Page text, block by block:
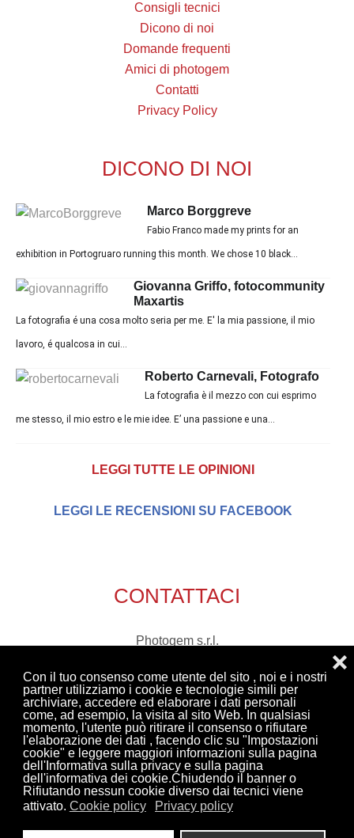
Con il tuo consenso come utente del sito , noi e i nostri
partner utilizziamo i cookie e tecnologie simili per
archiviare, accedere ed elaborare i dati personali
come, ad esempio, la visita al sito Web. In qualsiasi
momento, l'utente può ritirare il consenso o rifiutare
l'elaborazione dei dati , facendo clic su "Impostazioni
cookie" e leggere maggiori informazioni sulla pagina
dell'Informativa sulla privacy e sulla pagina
dell'informativa dei cookie.Chiudendo il banner o
Rifiutando nessun cookie diverso dai tecnici viene
attivato. Cookie policy Privacy policy
❌
Consigli tecnici
Dicono di noi
Domande frequenti
Amici di photogem
Contatti
Privacy Policy
DICONO DI NOI
Marco Borggreve
Fabio Franco made my prints for an
exhibition in Portogruaro running this month. We chose 10 black...
Giovanna Griffo, fotocommunity
Maxartis
La fotografia é una cosa molto seria per me. E' la mia passione, il mio
lavoro, é qualcosa in cui...
Roberto Carnevali, Fotografo
La fotografia è il mezzo con cui esprimo
me stesso, il mio estro e le mie idee. E’ una passione e una...
LEGGI TUTTE LE OPINIONI
LEGGI LE RECENSIONI SU FACEBOOK
CONTATTACI
Photogem s.r.l.
47863 Novafeltria (Rn)
tel. 0541 921408
Email:richieste@photogem.it